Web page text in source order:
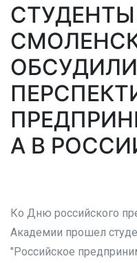
СТУДЕНТЫ
А В
Ко Дню российского
Академии прошел
"Российское